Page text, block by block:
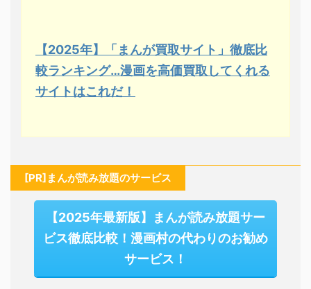
【2025年】「まんが買取サイト」徹底比
較ランキング…漫画を高価買取してくれる
サイトはこれだ！
[PR]まんが読み放題のサービス
【2025年最新版】まんが読み放題サー
ビス徹底比較！漫画村の代わりのお勧め
サービス！